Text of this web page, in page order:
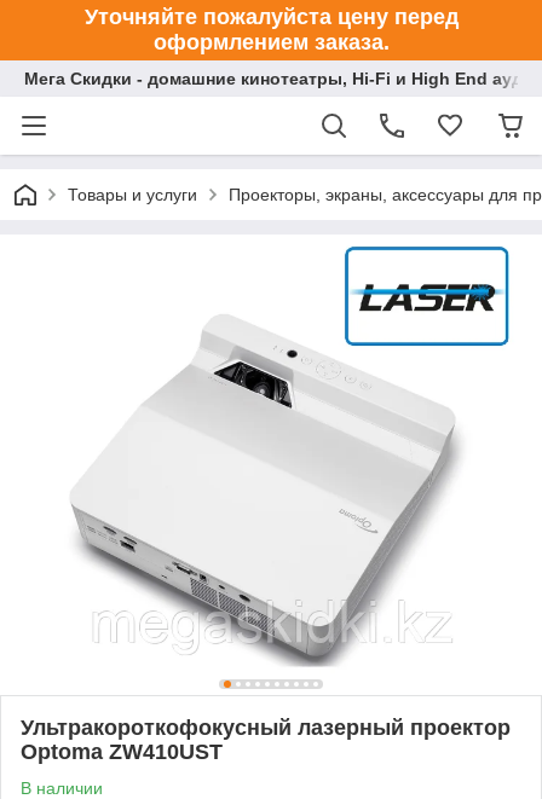
Уточняйте пожалуйста цену перед
оформлением заказа.
Мега Скидки - домашние кинотеатры, Hi-Fi и High End
Товары и услуги Проекторы, экраны, аксессуары для
Ультракороткофокусный лазерный проектор
Optoma ZW410UST
В наличии